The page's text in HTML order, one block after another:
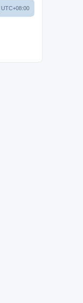
UTC+08:00